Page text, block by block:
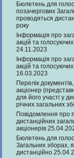
Бюлетень для
позачергових
проводяться
року
Інформація про
акцій та
24.11.2023
Інформація про
акцій та
16.03.2023
Перелік
акціонер
для його участі у
річних загальних
Повідомлення про
дистанційних
акціонерів
Бюлетень для
Загальних зборах,
дистанційно